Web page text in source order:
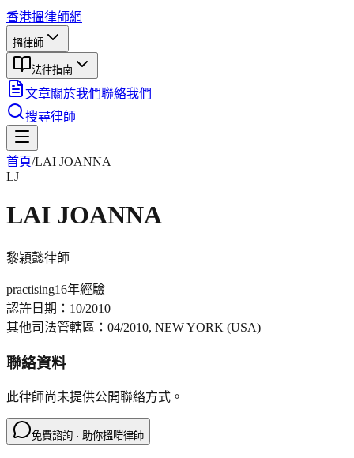
香港搵律師網
搵律師
法律指南
文章關於我們聯絡我們
搜尋律師
首頁/LAI JOANNA
LJ
LAI JOANNA
黎穎懿律師
practising16年經驗
認許日期： 10/2010
其他司法管轄區： 04/2010, NEW YORK (USA)
聯絡資料
此律師尚未提供公開聯絡方式。
免費諮詢 · 助你搵啱律師